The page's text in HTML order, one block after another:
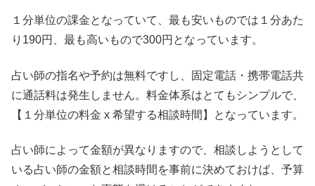
１分単位の課金となっていて、最も安いものでは１分あた
り190円、最も高いもので300円となっています。
占い師の指名や予約は無料ですし、固定電話・携帯電話共
に通話料は発生しません。料金体系はとてもシンプルで、
【１分単位の料金 x 希望する相談時間】となっています。
占い師によって金額が異なりますので、相談しようとして
いる占い師の金額と相談時間を事前に決めておけば、予算